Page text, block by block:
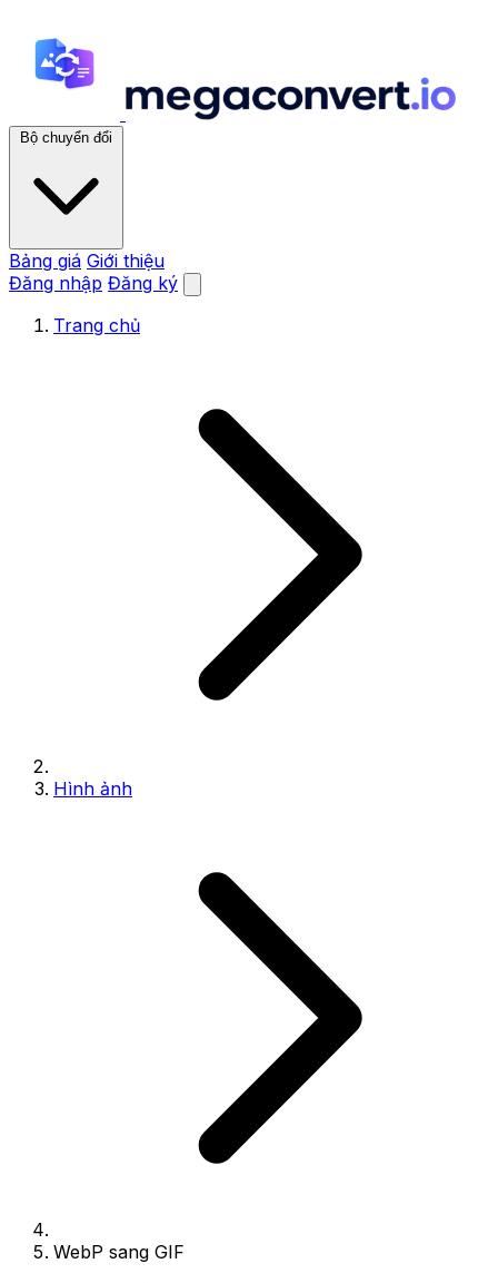
Bộ chuyển đổi
Bảng giá Giới thiệu
Đăng nhập Đăng ký
Trang chủ
Hình ảnh
WebP sang GIF